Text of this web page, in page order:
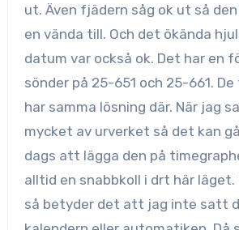
ut. Även fjädern såg ok ut så
en vända till. Och det ökända
datum var också ok. Det har en
sönder på 25-651 och 25-661.
har samma lösning där. När jag
mycket av urverket så det kan
dags att lägga den på
alltid en snabbkoll i drt här
så betyder det att jag inte satt